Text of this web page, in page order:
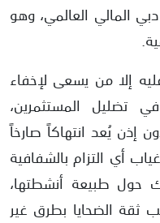
المالي العالمي، وهو
إلا من يسعى لإخفاء
تضليل المستثمرين،
يُعد انتهاكاً صارخاً
أي التزام بالشفافية
حول طبيعة أنشطتها،
الضحايا بطرق غير